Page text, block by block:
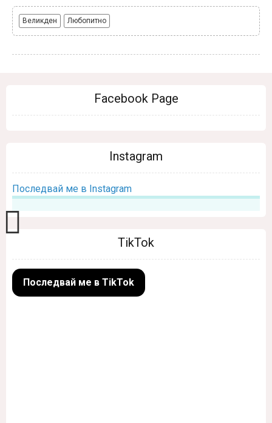
Великден Любопитно
Facebook Page
Instagram
Последвай ме в Instagram
TikTok
Последвай ме в TikTok